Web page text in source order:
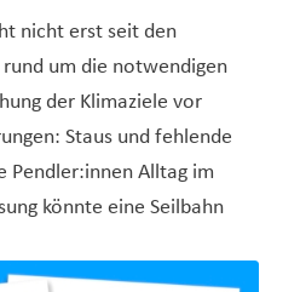
nicht erst seit den
um die notwendigen
der Klimaziele vor
Staus und fehlende
Pendler:innen Alltag im
könnte eine Seilbahn